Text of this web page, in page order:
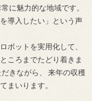
に魅力的な地域です。
導入したい」という声
ボットを実用化して、
ころまでたどり着きま
きながら、 来年の収穫
まいります。